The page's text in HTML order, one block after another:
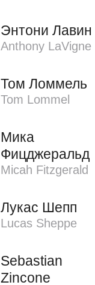
Энтони Лавин
Anthony LaVigne
Том Ломмель
Tom Lommel
Мика
Фицджеральд
Micah Fitzgerald
Лукас Шепп
Lucas Sheppe
Sebastian
Zincone